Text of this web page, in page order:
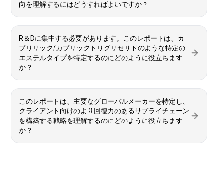
向を理解するにはどうすればよいですか？
R＆Dに集中する必要があります。このレポートは、カ
プリリック/カプリックトリグリセリドのような特定の
エステルタイプを特定するのにどのように役立ちます
か？
このレポートは、主要なグローバルメーカーを特定し、
クライアント向けのより回復力のあるサプライチェーン
を構築する戦略を理解するのにどのように役立ちます
か？